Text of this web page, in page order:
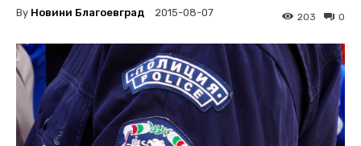
By Новини Благоевград 2015-08-07 0
203